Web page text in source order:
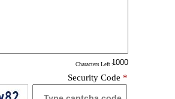
: Characters Left
Security Code *